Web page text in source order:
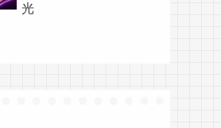
光